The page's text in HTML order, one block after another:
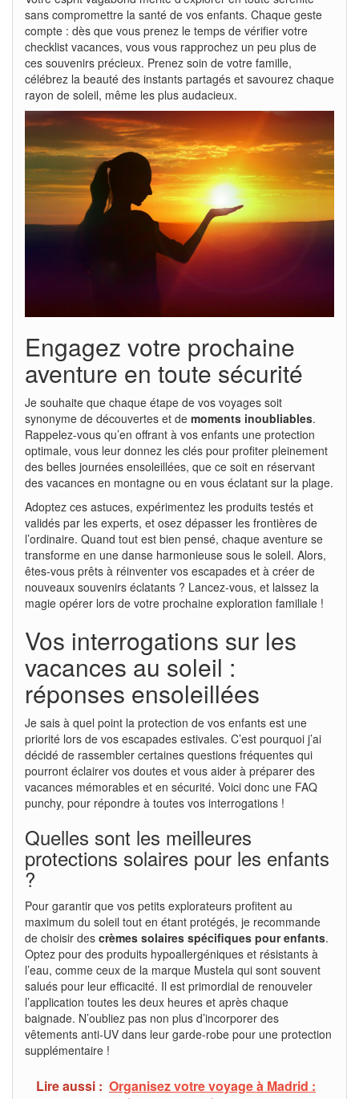
sans compromettre la santé de vos enfants. Chaque geste
compte : dès que vous prenez le temps de vérifier votre
checklist vacances, vous vous rapprochez un peu plus de
ces souvenirs précieux. Prenez soin de votre famille,
célébrez la beauté des instants partagés et savourez chaque
rayon de soleil, même les plus audacieux.
Engagez votre prochaine
aventure en toute sécurité
Je souhaite que chaque étape de vos voyages soit
synonyme de découvertes et de moments inoubliables.
Rappelez-vous qu’en offrant à vos enfants une protection
optimale, vous leur donnez les clés pour profiter pleinement
des belles journées ensoleillées, que ce soit en réservant
des vacances en montagne ou en vous éclatant sur la plage.
Adoptez ces astuces, expérimentez les produits testés et
validés par les experts, et osez dépasser les frontières de
l’ordinaire. Quand tout est bien pensé, chaque aventure se
transforme en une danse harmonieuse sous le soleil. Alors,
êtes-vous prêts à réinventer vos escapades et à créer de
nouveaux souvenirs éclatants ? Lancez-vous, et laissez la
magie opérer lors de votre prochaine exploration familiale !
Vos interrogations sur les
vacances au soleil :
réponses ensoleillées
Je sais à quel point la protection de vos enfants est une
priorité lors de vos escapades estivales. C’est pourquoi j’ai
décidé de rassembler certaines questions fréquentes qui
pourront éclairer vos doutes et vous aider à préparer des
vacances mémorables et en sécurité. Voici donc une FAQ
punchy, pour répondre à toutes vos interrogations !
Quelles sont les meilleures
protections solaires pour les enfants
?
Pour garantir que vos petits explorateurs profitent au
maximum du soleil tout en étant protégés, je recommande
de choisir des crèmes solaires spécifiques pour enfants.
Optez pour des produits hypoallergéniques et résistants à
l’eau, comme ceux de la marque Mustela qui sont souvent
salués pour leur efficacité. Il est primordial de renouveler
l’application toutes les deux heures et après chaque
baignade. N’oubliez pas non plus d’incorporer des
vêtements anti-UV dans leur garde-robe pour une protection
supplémentaire !
Lire aussi : Organisez votre voyage à Madrid :